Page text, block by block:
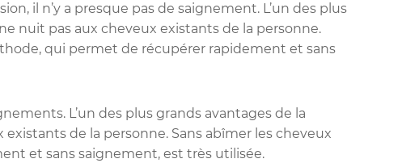
il n’y a presque pas de saignement. L’un des plus
nuit pas aux cheveux existants de la personne.
qui permet de récupérer rapidement et sans
L’un des plus grands avantages de la
de la personne. Sans abîmer les cheveux
et sans saignement, est très utilisée.